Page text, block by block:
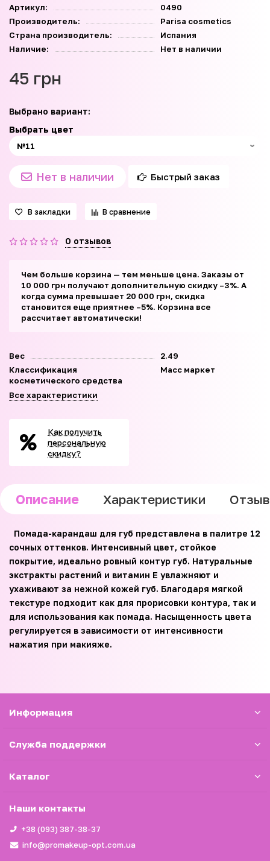
Артикул:
0490
Производитель:
Parisa cosmetics
Страна производитель:
Испания
Наличие:
Нет в наличии
45 грн
Выбрано вариант:
Выбрать цвет
Нет в наличии Быстрый заказ
В закладки В сравнение
0 отзывов
Чем больше корзина — тем меньше цена. Заказы от
10 000 грн получают дополнительную скидку –3%. А
когда сумма превышает 20 000 грн, скидка
становится еще приятнее –5%. Корзина все
рассчитает автоматически!
Вес
2.49
Классификация
косметического средства
Масс маркет
Все характеристики
Как получить
персональную
скидку?
Описание Характеристики
Помада-карандаш для губ представлена в палитре 12
сочных оттенков. Интенсивный цвет, стойкое
покрытие, идеально ровный контур губ. Натуральные
экстракты растений и витамин Е увлажняют и
ухаживают за нежной кожей губ. Благодаря мягкой
текстуре подходит как для прорисовки контура, так и
для использования как помада. Насыщенность цвета
регулируется в зависимости от интенсивности
нажатия при макияже.
Информация
Служба поддержки
Каталог
Наши контакты
+38 (093) 387-38-37
info@promakeup-opt.com.ua